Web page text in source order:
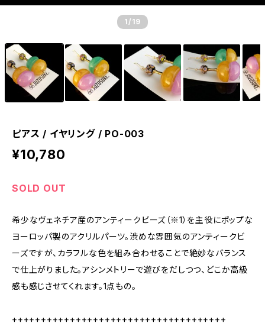
1 /19
ピアス / イヤリング / PO-003
¥10,780
SOLD OUT
希少なヴェネチア産のアンティークビーズ（※1）を主役にポップな
ヨーロッパ製のアクリルパーツ。渋めな雰囲気のアンティークビ
ーズですが、カラフルな色を組み合わせることで絶妙なバランス
で仕上がりました。アシンメトリーで遊びをだしつつ、どこか高級
感も感じさせてくれます。1点もの。
+++++++++++++++++++++++++++++++++++++